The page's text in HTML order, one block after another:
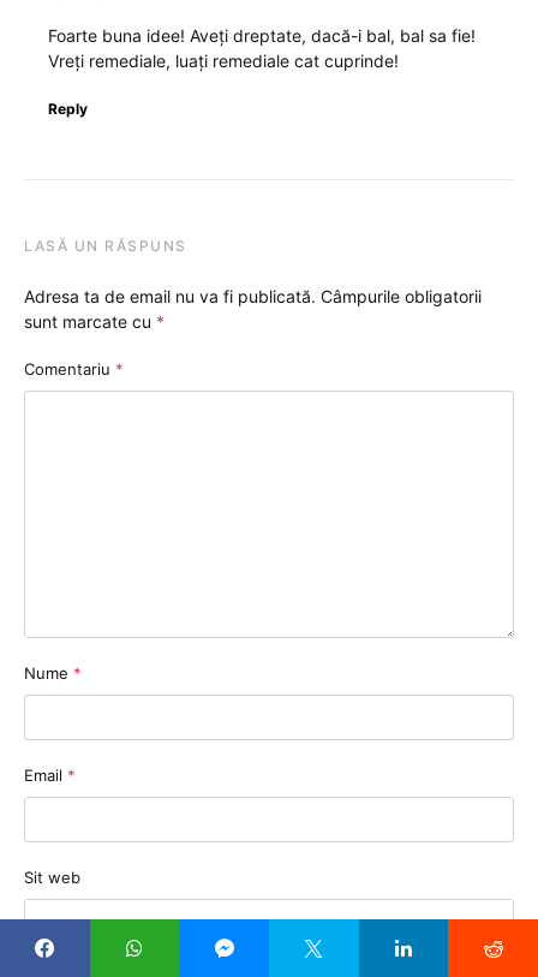
Foarte buna idee! Aveți dreptate, dacă-i bal, bal sa fie!
Vreți remediale, luați remediale cat cuprinde!
Reply
LASĂ UN RĂSPUNS
Adresa ta de email nu va fi publicată. Câmpurile obligatorii
sunt marcate cu *
Comentariu *
Nume *
Email *
Sit web